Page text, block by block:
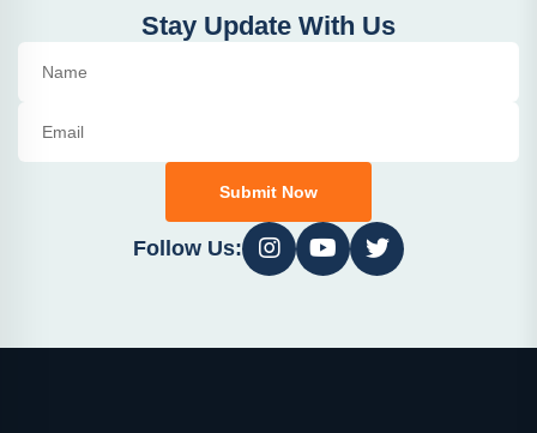
Stay Update With Us
Submit Now
Follow Us: